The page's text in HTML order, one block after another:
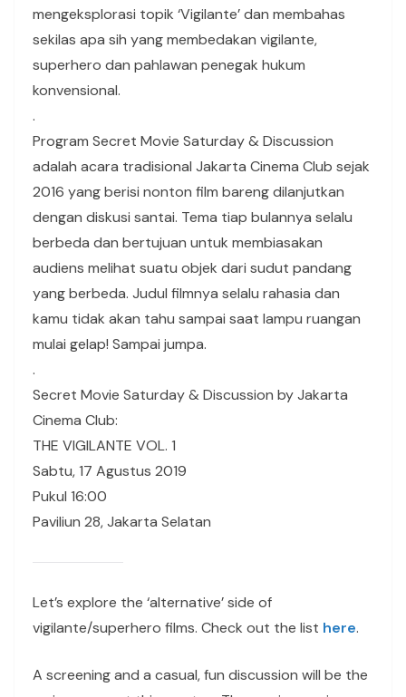
mengeksplorasi topik ‘Vigilante’ dan membahas
sekilas apa sih yang membedakan vigilante,
superhero dan pahlawan penegak hukum
konvensional.
.
Program Secret Movie Saturday & Discussion
adalah acara tradisional Jakarta Cinema Club sejak
2016 yang berisi nonton film bareng dilanjutkan
dengan diskusi santai. Tema tiap bulannya selalu
berbeda dan bertujuan untuk membiasakan
audiens melihat suatu objek dari sudut pandang
yang berbeda. Judul filmnya selalu rahasia dan
kamu tidak akan tahu sampai saat lampu ruangan
mulai gelap! Sampai jumpa.
.
Secret Movie Saturday & Discussion by Jakarta
Cinema Club:
THE VIGILANTE VOL. 1
Sabtu, 17 Agustus 2019
Pukul 16:00
Paviliun 28, Jakarta Selatan
Let’s explore the ‘alternative’ side of
vigilante/superhero films. Check out the list here.
A screening and a casual, fun discussion will be the